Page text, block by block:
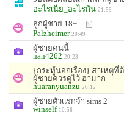
อะไรเนื่ย_อะไรกัน 21:59
ลูกผู้ชาย 18+
Palzheimer 20:49
ผู้ชายคนนี้
nan4262 20:23
{กระทู้นอกเรื่อง} สาเหตุ
ผู้ชายควรดูไว้ ฮามาก
huaranyuanzu 20:12
ผู้ชายตัวเเรกจ้า sims 2
winself 10:56